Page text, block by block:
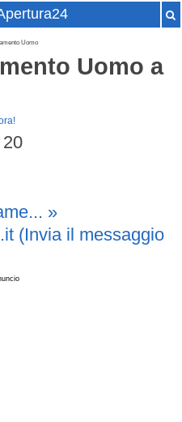
Uomo
Uomo a
»
.it (Invia il messaggio